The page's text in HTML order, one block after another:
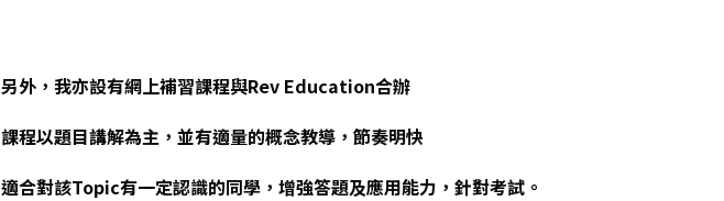
另外，我亦設有網上補習課程與Rev Education合辦
課程以題目講解為主，並有適量的概念教導，節奏明快
適合對該Topic有一定認識的同學，增強答題及應用能力，針對考試。